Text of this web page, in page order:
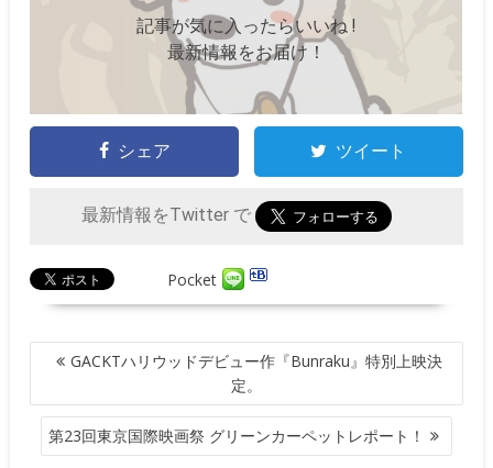
記事が気に入ったらいいね !
最新情報をお届け！
シェア ツイート
最新情報をTwitter で
Pocket
投
ナ
ビ
ゲ
GACKTハリウッドデビュー作『Bunraku』特別上映決
定。
第23回東京国際映画祭 グリーンカーペットレポート！